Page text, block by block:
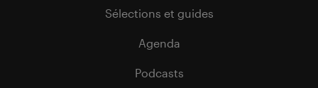
Sélections et guides
Agenda
Podcasts